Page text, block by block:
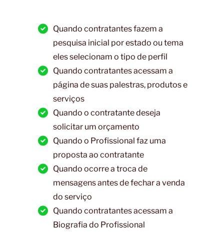
Quando contratantes fazem a
pesquisa inicial por estado ou tema
eles selecionam o tipo de perfil
Quando contratantes acessam a
página de suas palestras, produtos e
serviços
Quando o contratante deseja
solicitar um orçamento
Quando o Profissional faz uma
proposta ao contratante
Quando ocorre a troca de
mensagens antes de fechar a venda
do serviço
Quando contratantes acessam a
Biografia do Profissional